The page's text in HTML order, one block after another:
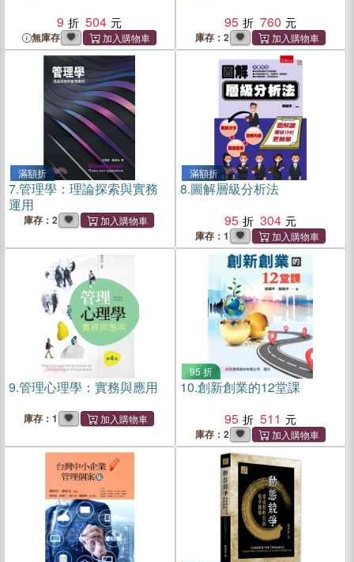
9
504
無庫存
95
760
庫存：2
滿額折
7.管理學：理論探索與實務
運用
庫存：2
滿額折
8.圖解層級分析法
95
304
庫存：1
9.管理心理學：實務與應用
庫存：1
95 折
10.創新創業的12堂課
95
511
庫存：2